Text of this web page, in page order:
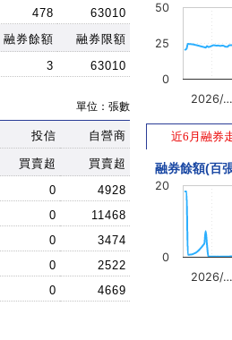
478
63010
融券餘額
融券限額
3 63010
單位：張數
投信 自營商
買賣超
買賣超
0
4928
0
11468
0
3474
0
2522
0 4669
2026/
0
25
50
近6月融券
融券餘額(百
2026/
0
20